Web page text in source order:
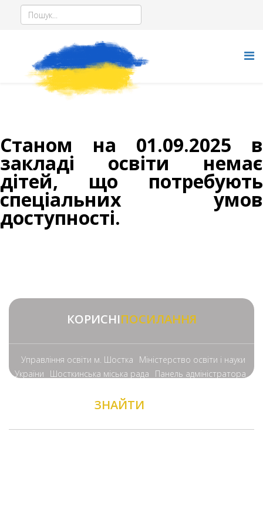
Станом на 01.09.2025 в
закладі освіти немає
дітей, що потребують
спеціальних умов
доступності.
КОРИСНІПОСИЛАННЯ
Управління освіти м. Шостка
Міністерство освіти і науки
України
Шосткинська міська рада Панель адміністратора
ЗНАЙТИ